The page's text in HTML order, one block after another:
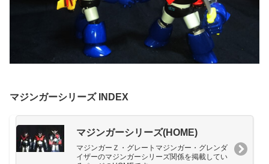
マジンガーシリーズ INDEX
マジンガーシリーズ(HOME)
マジンガーＺ・グレートマジンガー・グレンダ
イザーのマジンガーシリーズ関係を掲載してい